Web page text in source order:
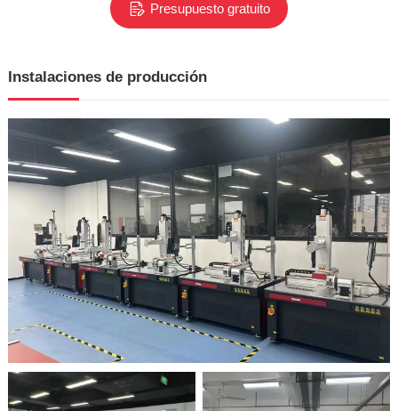
Presupuesto gratuito
Instalaciones de producción